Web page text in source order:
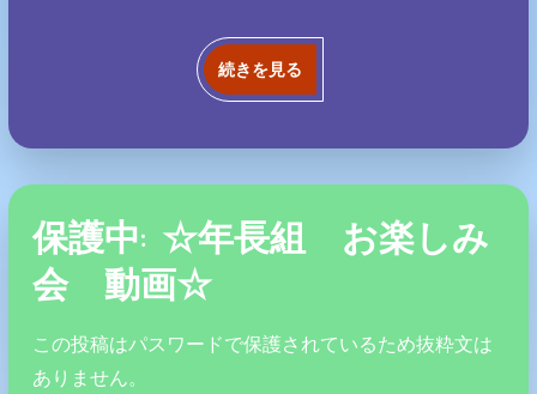
続きを見る
保護中: ☆年長組 お楽しみ
会 動画☆
この投稿はパスワードで保護されているため抜粋文は
ありません。